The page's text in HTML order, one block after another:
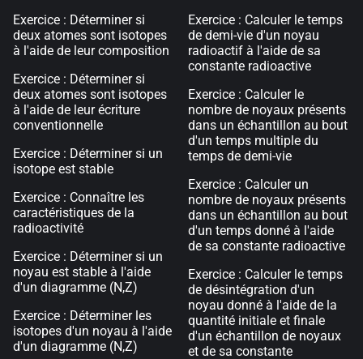
Exercice : Déterminer si
deux atomes sont isotopes
à l'aide de leur composition
Exercice : Déterminer si
deux atomes sont isotopes
à l'aide de leur écriture
conventionnelle
Exercice : Déterminer si un
isotope est stable
Exercice : Connaître les
caractéristiques de la
radioactivité
Exercice : Déterminer si un
noyau est stable à l'aide
d'un diagramme (N,Z)
Exercice : Déterminer les
isotopes d'un noyau à l'aide
d'un diagramme (N,Z)
Exercice : Calculer le temps
de demi-vie d'un noyau
radioactif à l'aide de sa
constante radioactive
Exercice : Calculer le
nombre de noyaux présents
dans un échantillon au bout
d'un temps multiple du
temps de demi-vie
Exercice : Calculer un
nombre de noyaux présents
dans un échantillon au bout
d'un temps donné à l'aide
de sa constante radioactive
Exercice : Calculer le temps
de désintégration d'un
noyau donné à l'aide de la
quantité initiale et finale
d'un échantillon de noyaux
et de sa constante